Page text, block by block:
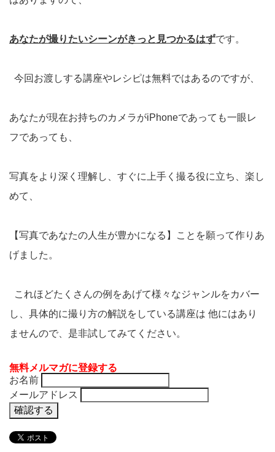
あなたが撮りたいシーンがきっと見つかるはずです。
今回お渡しする講座やレシピは無料ではあるのですが、
あなたが現在お持ちのカメラがiPhoneであっても一眼レ
フであっても、
写真をより深く理解し、すぐに上手く撮る役に立ち、楽し
めて、
【写真であなたの人生が豊かになる】ことを願って作りあ
げました。
これほどたくさんの例をあげて様々なジャンルをカバー
し、具体的に撮り方の解説をしている講座は 他にはあり
ませんので、是非試してみてください。
無料メルマガに登録する
お名前
メールアドレス